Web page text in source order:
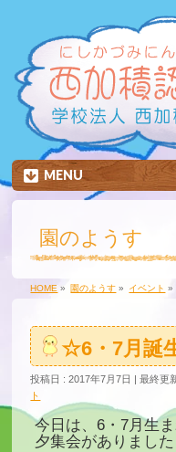
MENU
園のようす
HOME » 園のようす » イベント »
☆6・7月誕
投稿日 : 2017年7月7日 最終更
ト
今日は、6・7月生
夕集会がありました